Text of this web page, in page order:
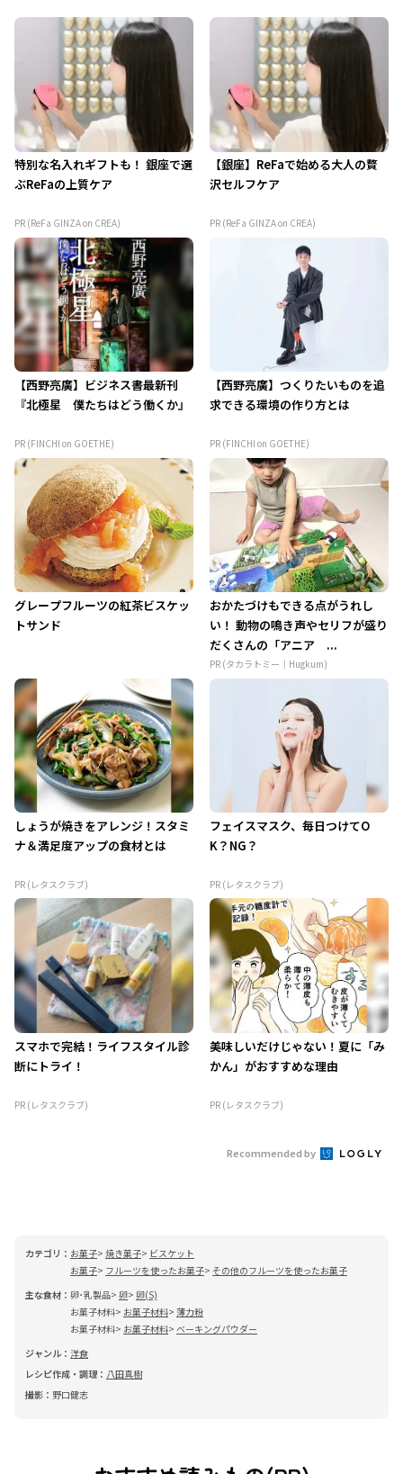
特別な名入れギフトも！ 銀座で選
ぶReFaの上質ケア
PR (ReFa GINZA on CREA)
【銀座】ReFaで始める大人の贅
沢セルフケア
PR (ReFa GINZA on CREA)
【西野亮廣】ビジネス書最新刊
『北極星 僕たちはどう働くか』
PR (FINCHI on GOETHE)
【西野亮廣】つくりたいものを追
求できる環境の作り方とは
PR (FINCHI on GOETHE)
グレープフルーツの紅茶ビスケッ
トサンド
おかたづけもできる点がうれし
い！ 動物の鳴き声やセリフが盛り
だくさんの「アニア ...
PR (タカラトミー｜Hugkum)
しょうが焼きをアレンジ！スタミ
ナ＆満足度アップの食材とは
PR (レタスクラブ)
フェイスマスク、毎日つけてO
K？NG？
PR (レタスクラブ)
スマホで完結！ライフスタイル診
断にトライ！
PR (レタスクラブ)
美味しいだけじゃない！夏に「み
かん」がおすすめな理由
PR (レタスクラブ)
Recommended by
カテゴリ： お菓子 焼き菓子
ビスケット
お菓子
フルーツを使ったお菓子 その他のフルーツを使ったお菓子
主な食材： 卵･乳製品 卵 卵(S)
お菓子材料
お菓子材料 薄力粉
お菓子材料
お菓子材料 ベーキングパウダー
ジャンル： 洋食
レシピ作成・調理： 八田真樹
撮影： 野口健志